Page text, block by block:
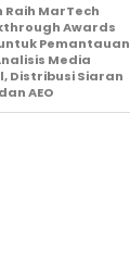
Raih MarTech
Awards
Pemantauan
Media
Distribusi Siaran
AEO